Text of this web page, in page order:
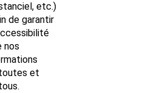
etc.)
de garantir
nos
et